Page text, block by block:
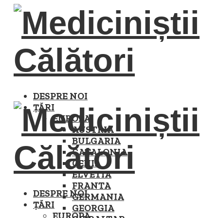
DESPRE NOI
ȚĂRI
EUROPA
AUSTRIA
BULGARIA
CATALONIA
CEHIA
ELVETIA
FRANTA
GERMANIA
GEORGIA
DESPRE NOI
ȚĂRI